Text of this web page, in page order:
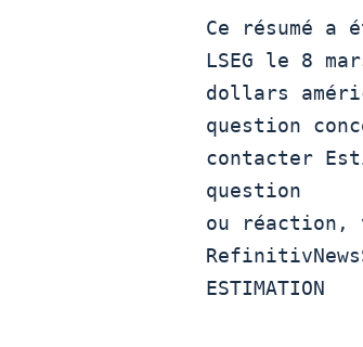
Ce résumé a
LSEG le 8
dollars
question
contacter
question
ou réaction,